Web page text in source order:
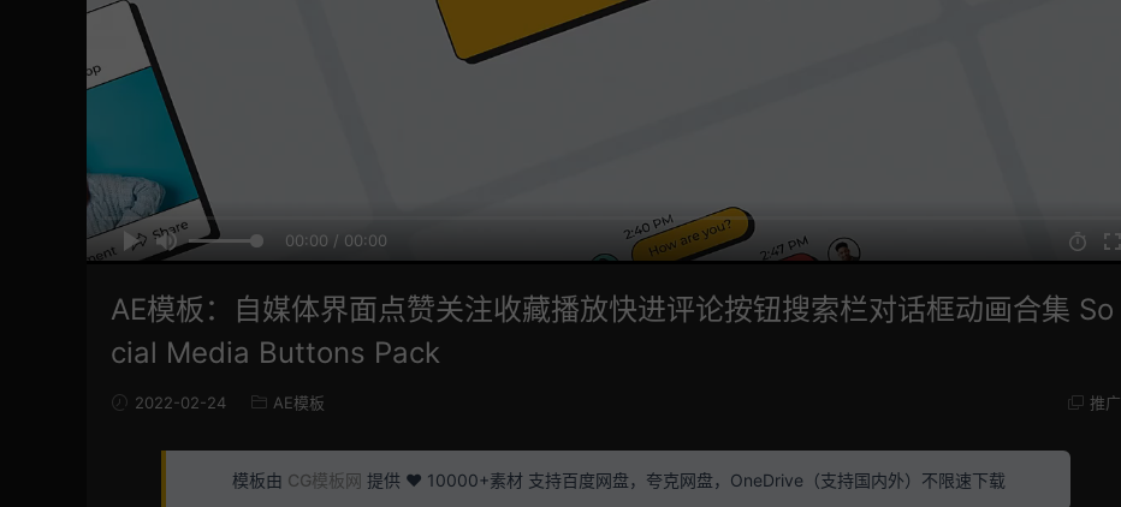
00:00 / 00:00
AE模板：自媒体界面点赞关注收藏播放快进评论按钮搜索栏对话框动画合集 So
cial Media Buttons Pack
2022-02-24 AE模板 推广
模板由 CG模板网 提供 ❤️ 10000+素材 支持百度网盘，夸克网盘，OneDrive（支持国内外）不限速下载